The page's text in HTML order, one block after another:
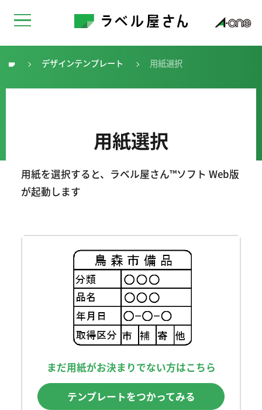
トップ デザインテンプレート 用紙選択
用紙選択
用紙を選択すると、ラベル屋さん™ソフト Web版
が起動します
まだ用紙がお決まりでない方はこちら
テンプレートをつかってみる